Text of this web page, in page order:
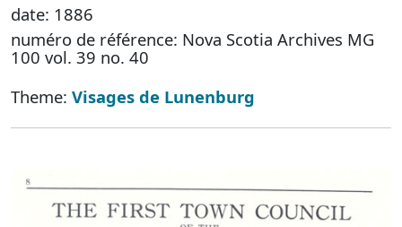
date: 1886
numéro de référence: Nova Scotia Archives MG
100 vol. 39 no. 40
Theme: Visages de Lunenburg